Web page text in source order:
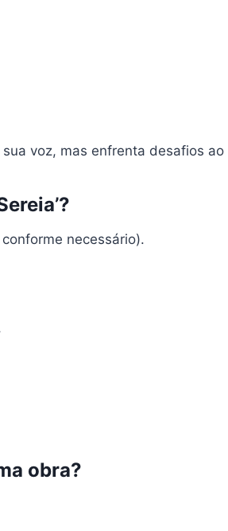
voz, mas enfrenta desafios
necessário).
obra?